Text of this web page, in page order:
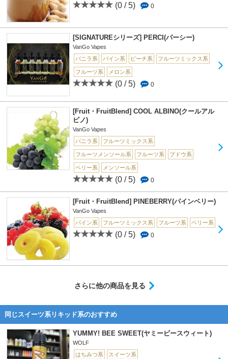
(0 / 5) 0
[SIGNATUREシリーズ] PERCI(パーシー)
VanGo Vapes
バニラ系
パイン系 ピーチ系 フルーツミックス系
フルーツ系 メロン系
(0 / 5) 0
[Fruit・FruitBlend] COOL ALBINO(クールアル
ビノ)
VanGo Vapes
バニラ系
フルーツミックス系
フルーツメンソール系 フルーツ系 ブドウ系
ベリー系 メンソール系
(0 / 5) 0
[Fruit・FruitBlend] PINEBERRY(パインベリー)
VanGo Vapes
パイン系
フルーツミックス系 フルーツ系 ベリー系
(0 / 5) 0
さらに他の商品を見る
同じスイーツ系リキッド系のおすすめ
YUMMY! BEE SWEET(ヤミービースウィート)
WOLF
はちみつ系
スイーツ系